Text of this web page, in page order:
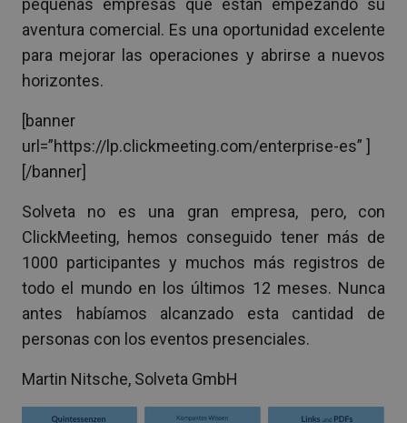
pequeñas empresas que están empezando su
aventura comercial. Es una oportunidad excelente
para mejorar las operaciones y abrirse a nuevos
horizontes.
[banner
url=”https://lp.clickmeeting.com/enterprise-es” ]
[/banner]
Solveta no es una gran empresa, pero, con
ClickMeeting, hemos conseguido tener más de
1000 participantes y muchos más registros de
todo el mundo en los últimos 12 meses. Nunca
antes habíamos alcanzado esta cantidad de
personas con los eventos presenciales.
Martin Nitsche, Solveta GmbH